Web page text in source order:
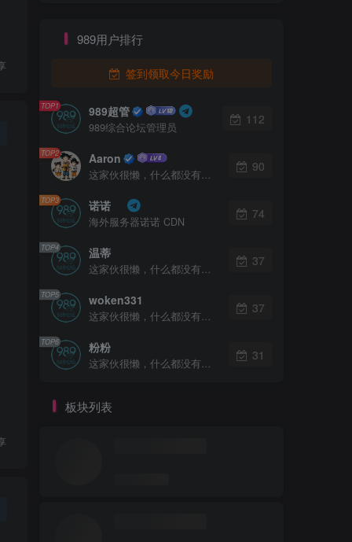
989用户排行
签到领取今日奖励
TOP1 989超管
989综合论坛管理员
112
TOP2 Aaron 90
TOP3 诺诺
海外服务器诺诺 CDN
74
TOP4 温蒂 37
TOP5 woken331 37
TOP6 粉粉 31
板块列表